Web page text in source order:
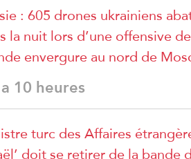
: 605 drones ukrainiens
la nuit lors d’une offensive de
envergure au nord de
10 heures
turc des Affaires